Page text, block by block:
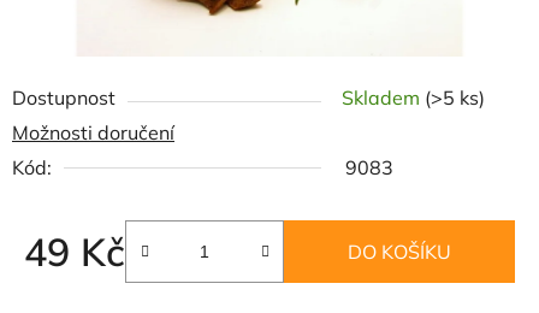
Dostupnost Skladem (>5 ks)
Možnosti doručení
Kód:
9083
49 Kč
Měrná cena:
DO KOŠÍKU